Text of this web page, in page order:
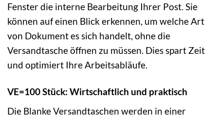
Fenster die interne Bearbeitung Ihrer Post. Sie
können auf einen Blick erkennen, um welche Art
von Dokument es sich handelt, ohne die
Versandtasche öffnen zu müssen. Dies spart Zeit
und optimiert Ihre Arbeitsabläufe.
VE=100 Stück: Wirtschaftlich und praktisch
Die Blanke Versandtaschen werden in einer